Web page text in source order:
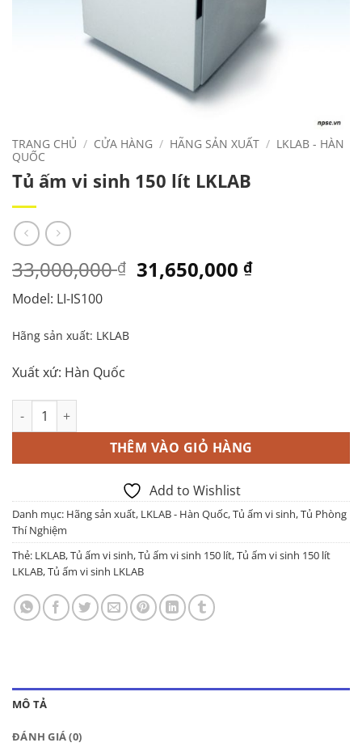
TRANG CHỦ / CỬA HÀNG / HÃNG SẢN XUẤT / LKLAB - HÀN
QUỐC
Tủ ấm vi sinh 150 lít LKLAB
33,000,000₫ Giá
gốc
31,650,000₫Giá
Model: LI-IS100
Hãng sản xuất: LKLAB
Xuất xứ: Hàn Quốc
Tủ ấm vi sinh 150 lít LKLAB số lượng
THÊM VÀO GIỎ HÀNG
Add to Wishlist
Danh mục: Hãng sản xuất, LKLAB - Hàn Quốc,Tủ ấm vi sinh,Tủ Phòng
Thí Nghiệm
Thẻ: LKLAB,Tủ ấm vi sinh,Tủ ấm vi sinh 150 lít,Tủ ấm vi sinh 150 lít
LKLAB,Tủ ấm vi sinh LKLAB
MÔ TẢ
ĐÁNH GIÁ (0)